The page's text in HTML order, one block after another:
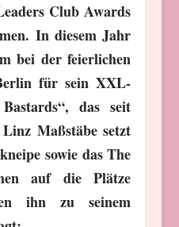
Club Awards
In diesem Jahr
bei der feierlichen
für sein XXL-
das seit
Maßstäbe setzt
sowie das The
auf die Plätze
ihn zu seinem